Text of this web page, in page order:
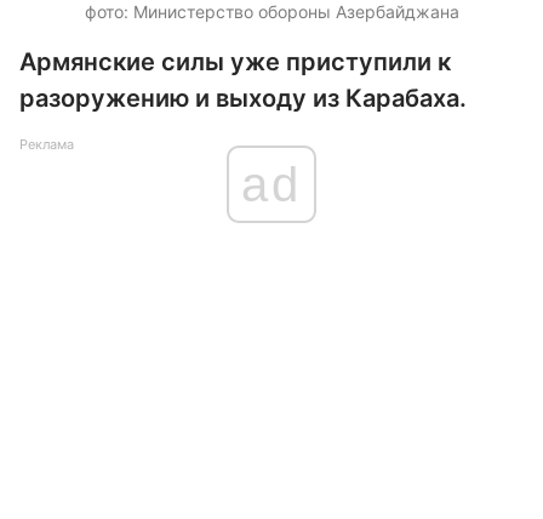
фото: Министерство обороны Азербайджана
Армянские силы уже приступили к
разоружению и выходу из Карабаха.
Реклама
ad